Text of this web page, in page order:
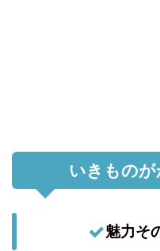
いきもの
魅力そ